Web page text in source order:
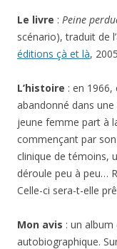
Le livre : Peine
scénario), traduit de
éditions çà et là,
L’histoire : en 1966,
abandonné dans
jeune femme part à
commençant par
clinique de témoins,
déroule peu à peu…
Celle-ci sera-t-elle
Mon avis : un
autobiographique.